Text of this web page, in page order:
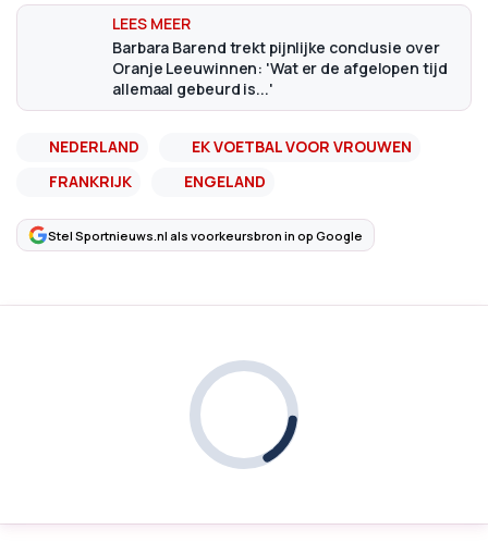
Barbara Barend trekt pijnlijke conclusie over
Oranje Leeuwinnen: 'Wat er de afgelopen tijd
allemaal gebeurd is...'
NEDERLAND
EK VOETBAL VOOR VROUWEN
FRANKRIJK
ENGELAND
Stel Sportnieuws.nl als voorkeursbron in op Google